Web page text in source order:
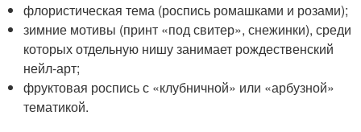
флористическая тема (роспись ромашками и розами);
зимние мотивы (принт «под свитер», снежинки), среди
которых отдельную нишу занимает рождественский
нейл-арт;
фруктовая роспись с «клубничной» или «арбузной»
тематикой.